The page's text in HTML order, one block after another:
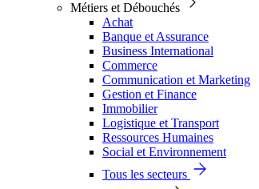
Métiers et Débouchés
Achat
Banque et Assurance
Business International
Commerce
Communication et Marketing
Gestion et Finance
Immobilier
Logistique et Transport
Ressources Humaines
Social et Environnement
Tous les secteurs